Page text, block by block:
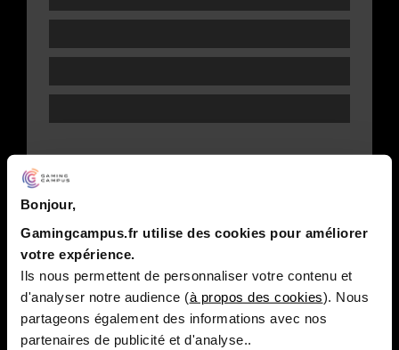
Bonjour,
Gamingcampus.fr utilise des cookies pour améliorer
votre expérience.
Ils nous permettent de personnaliser votre contenu et
d'analyser notre audience (à propos des cookies). Nous
partageons également des informations avec nos
partenaires de publicité et d'analyse..